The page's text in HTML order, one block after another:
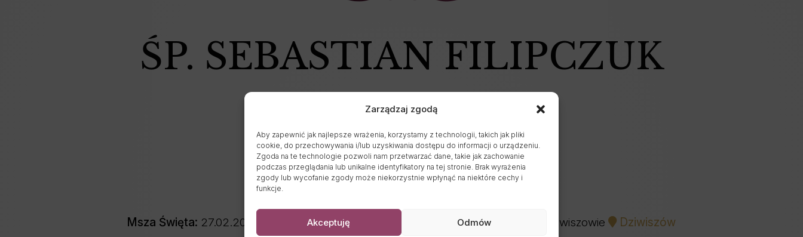
Zarządzaj zgodą
Aby zapewnić jak najlepsze wrażenia, korzystamy z technologii, takich jak pliki
cookie, do przechowywania i/lub uzyskiwania dostępu do informacji o urządzeniu.
Zgoda na te technologie pozwoli nam przetwarzać dane, takie jak zachowanie
podczas przeglądania lub unikalne identyfikatory na tej stronie. Brak wyrażenia
zgody lub wycofanie zgody może niekorzystnie wpłynąć na niektóre cechy i
funkcje.
Akceptuję Odmów
ŚP. SEBASTIAN FILIPCZUK
Wiek: 50 lat
Msza Święta: 27.02.2026 o godz. 13:00 Kościół Parafialny pw. św Wawrzyńca w Dziwiszowie
Dziwiszów